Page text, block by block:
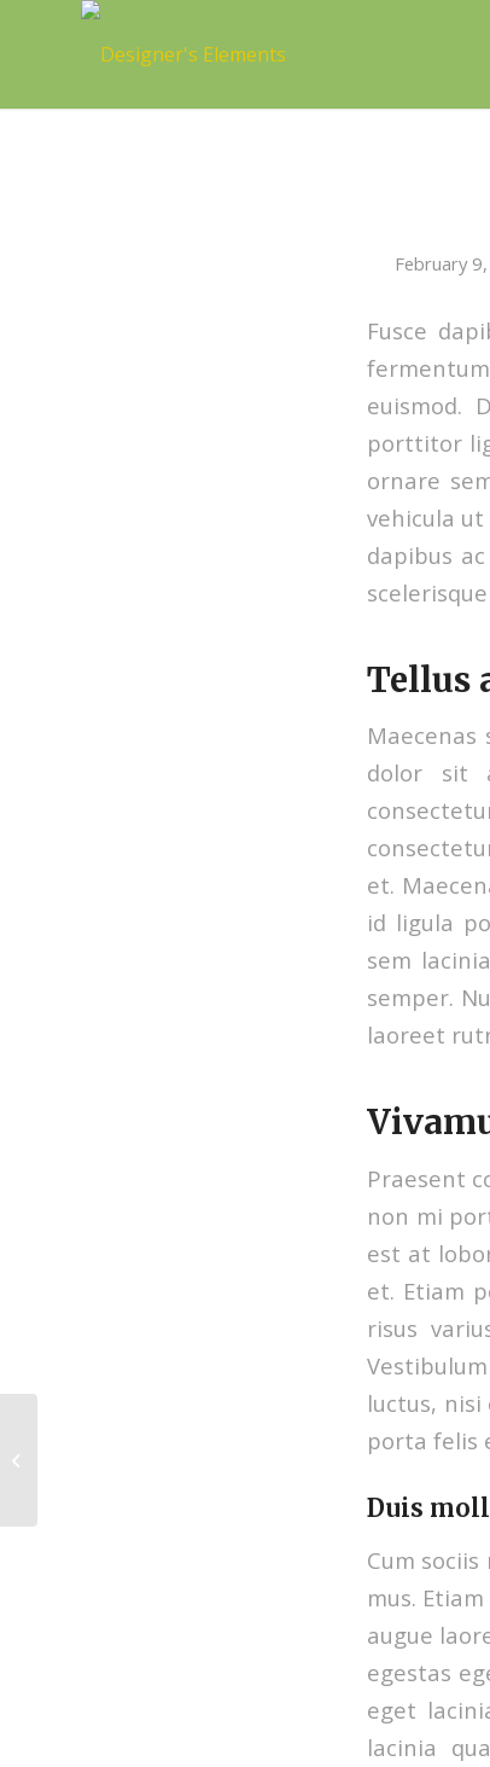
February
Fusce
euismod.
porttitor
ornare
vehicula
dapibus
Tellus
dolor sit
et.
id ligula
sem
semper.
laoreet
Praesent
non mi
est at
et. Etiam
risus
luctus,
porta felis
Duis
Cum
mus.
augue
egestas
eget
lacinia